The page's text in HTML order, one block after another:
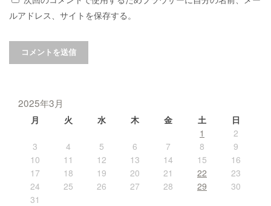
ルアドレス、サイトを保存する。
2025年3月
月 火 水 木 金 土
日
1
2
3
4 5 6 7 8
9
10
11 12 13 14 15
16
17
18 19 20 21 22
23
24
25 26 27 28 29
30
31